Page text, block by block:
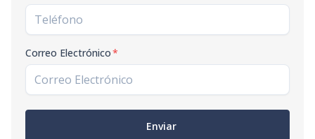
Correo Electrónico*
Enviar